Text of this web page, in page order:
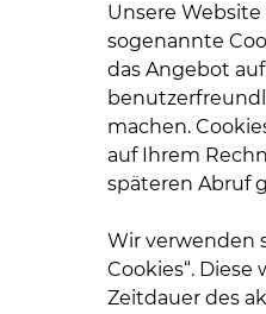
Unsere
sogenannte
das Angebot
machen.
auf Ihrem
späteren Abruf
Wir verwenden
Cookies“.
Zeitdauer des